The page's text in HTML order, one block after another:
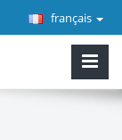
français